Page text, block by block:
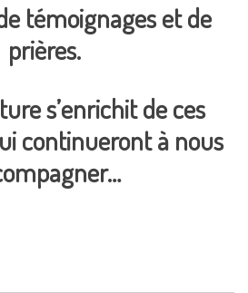
témoignages et de
prières.
s’enrichit de ces
continueront à nous